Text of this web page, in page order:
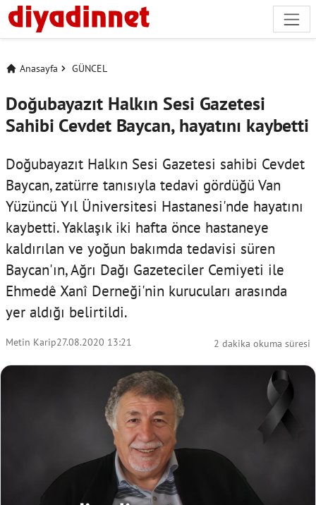
Anasayfa GÜNCEL
Doğubayazıt Halkın Sesi Gazetesi
Sahibi Cevdet Baycan, hayatını kaybetti
Doğubayazıt Halkın Sesi Gazetesi sahibi Cevdet
Baycan, zatürre tanısıyla tedavi gördüğü Van
Yüzüncü Yıl Üniversitesi Hastanesi'nde hayatını
kaybetti. Yaklaşık iki hafta önce hastaneye
kaldırılan ve yoğun bakımda tedavisi süren
Baycan'ın, Ağrı Dağı Gazeteciler Cemiyeti ile
Ehmedê Xanî Derneği'nin kurucuları arasında
yer aldığı belirtildi.
Metin Karip27.08.2020 13:21 2 dakika okuma süresi